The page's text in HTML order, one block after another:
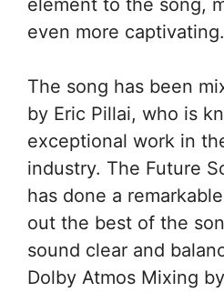
even more captivating.
The song has been
by Eric Pillai, who is
exceptional work in
industry. The Future
has done a
out the best of the
sound clear and
Dolby Atmos Mixing